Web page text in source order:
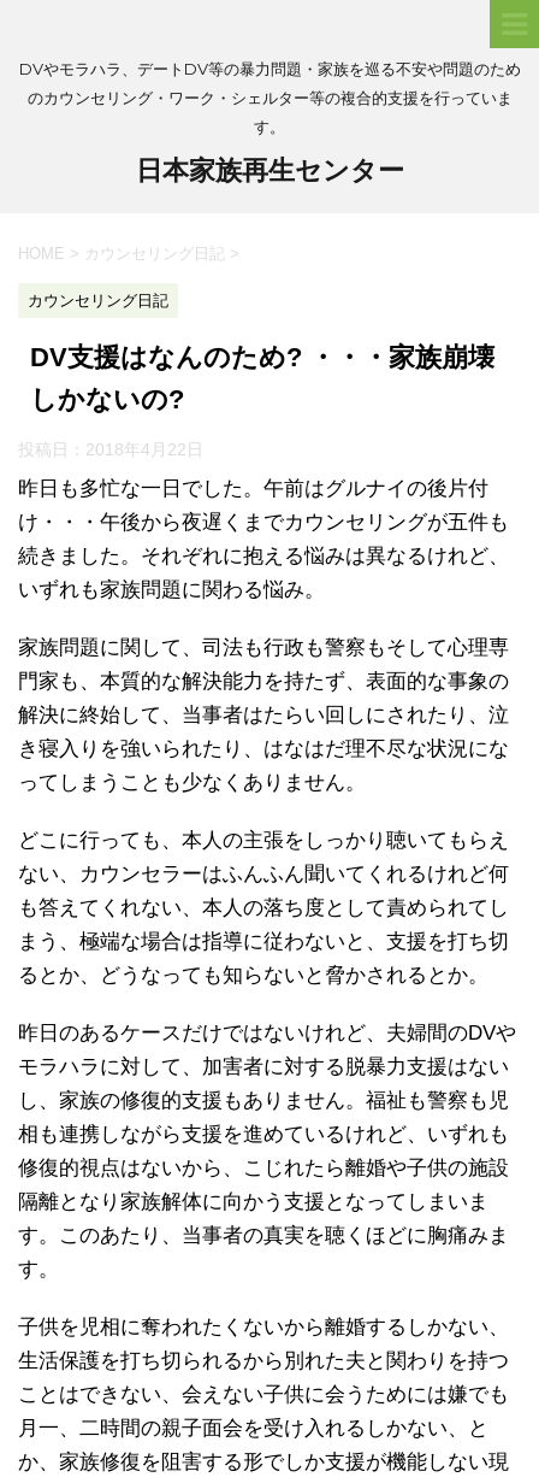
DVやモラハラ、デートDV等の暴力問題・家族を巡る不安や問題のため
のカウンセリング・ワーク・シェルター等の複合的支援を行っていま
す。
日本家族再生センター
HOME > カウンセリング日記 >
カウンセリング日記
DV支援はなんのため? ・・・家族崩壊
しかないの?
投稿日： 2018年4月22日
昨日も多忙な一日でした。午前はグルナイの後片付
け・・・午後から夜遅くまでカウンセリングが五件も
続きました。それぞれに抱える悩みは異なるけれど、
いずれも家族問題に関わる悩み。
家族問題に関して、司法も行政も警察もそして心理専
門家も、本質的な解決能力を持たず、表面的な事象の
解決に終始して、当事者はたらい回しにされたり、泣
き寝入りを強いられたり、はなはだ理不尽な状況にな
ってしまうことも少なくありません。
どこに行っても、本人の主張をしっかり聴いてもらえ
ない、カウンセラーはふんふん聞いてくれるけれど何
も答えてくれない、本人の落ち度として責められてし
まう、極端な場合は指導に従わないと、支援を打ち切
るとか、どうなっても知らないと脅かされるとか。
昨日のあるケースだけではないけれど、夫婦間のDVや
モラハラに対して、加害者に対する脱暴力支援はない
し、家族の修復的支援もありません。福祉も警察も児
相も連携しながら支援を進めているけれど、いずれも
修復的視点はないから、こじれたら離婚や子供の施設
隔離となり家族解体に向かう支援となってしまいま
す。このあたり、当事者の真実を聴くほどに胸痛みま
す。
子供を児相に奪われたくないから離婚するしかない、
生活保護を打ち切られるから別れた夫と関わりを持つ
ことはできない、会えない子供に会うためには嫌でも
月一、二時間の親子面会を受け入れるしかない、と
か、家族修復を阻害する形でしか支援が機能しない現